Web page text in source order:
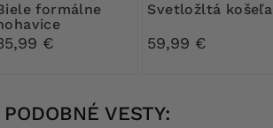
€
Svetložltá košeľa
59,99 €
PODOBNÉ VESTY: